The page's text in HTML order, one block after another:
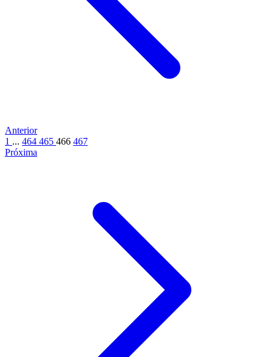
Anterior
1 ... 464 465 466 467
Próxima